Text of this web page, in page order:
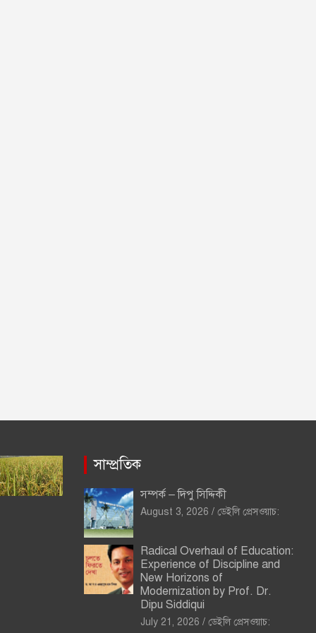
সাম্প্রতিক
সম্পর্ক – দিপু সিদ্দিকী
August 3, 2026 ডেইলি প্রেসওয়াচ:
Radical Overhaul of Education:
Experience of Discipline and
New Horizons of
Modernization by Prof. Dr.
Dipu Siddiqui
July 21, 2026 ডেইলি প্রেসওয়াচ: